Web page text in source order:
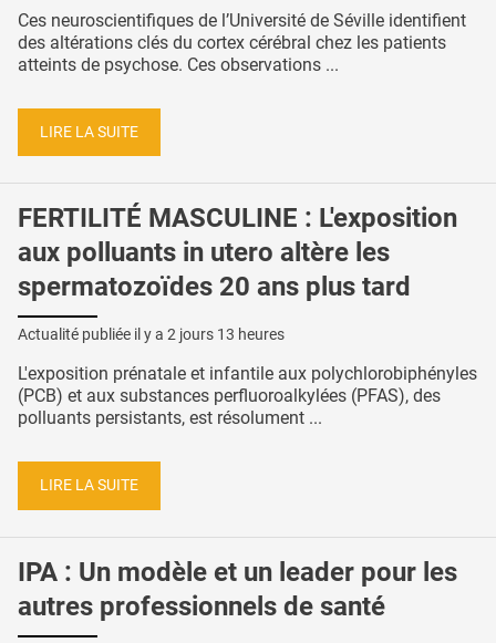
Ces neuroscientifiques de l’Université de Séville identifient
des altérations clés du cortex cérébral chez les patients
atteints de psychose. Ces observations ...
LIRE LA SUITE
FERTILITÉ MASCULINE : L'exposition
aux polluants in utero altère les
spermatozoïdes 20 ans plus tard
Actualité publiée il y a 2 jours 13 heures
L'exposition prénatale et infantile aux polychlorobiphényles
(PCB) et aux substances perfluoroalkylées (PFAS), des
polluants persistants, est résolument ...
LIRE LA SUITE
IPA : Un modèle et un leader pour les
autres professionnels de santé